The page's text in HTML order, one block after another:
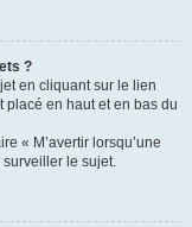
?
en cliquant sur le lien
placé en haut et en bas du
« M’avertir lorsqu’une
le sujet.